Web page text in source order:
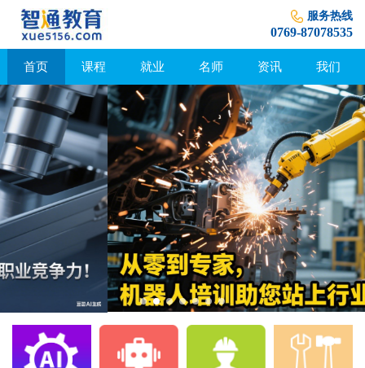
服务热线
0769-87078535
首页 课程 就业 名师 资讯 我们